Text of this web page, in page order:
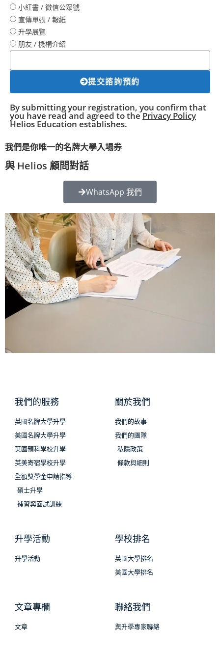
小紅書 / 微信公眾號
宣傳單張 / 報紙
升學展覽
朋友 / 機構介紹
提交諮詢預約
By submitting your registration, you confirm that
you have read and agreed to thePrivacy Policy
Helios Education establishes.
我們是你唯一的名牌大學入場券
與 Helios 顧問對話
WhatsApp 我們
我們的服務
英國名牌大學升學
美國名牌大學升學
英國預科學校升學
英美寄宿學校升學
全額獎學金申請指導
碩士升學
補習與面試訓練
關於我們
我們的故事
我們的團隊
私隱政策
條款與細則
升學活動
升學活動
學校排名
英國大學排名
美國大學排名
文章專欄
文章
聯絡我們
與升學專家聯絡